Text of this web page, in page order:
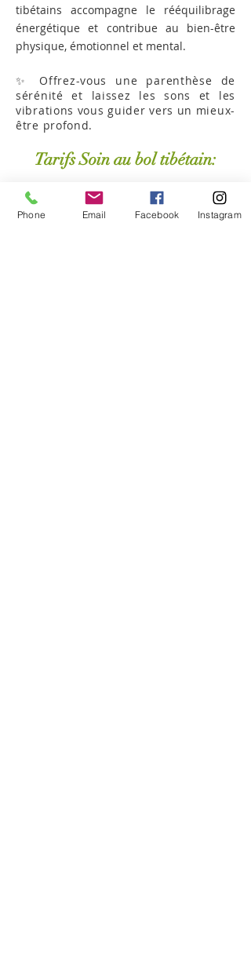
tibétains accompagne le rééquilibrage
énergétique et contribue au bien-être
physique, émotionnel et mental.
✨ Offrez-vous une parenthèse de
sérénité et laissez les sons et les
vibrations vous guider vers un mieux-
être profond.
Tarifs Soin au bol tibétain:
Soin de 1h:60€
Prendre soin de soi n'est pas un luxe, c'est un
Phone Email Facebook Instagram